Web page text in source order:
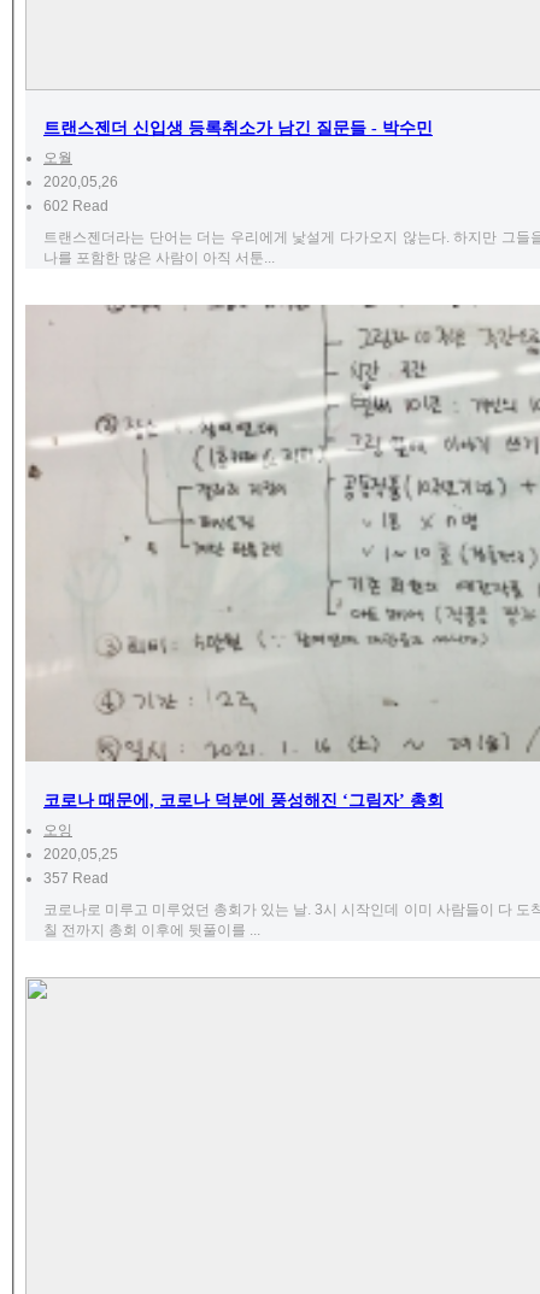
트랜스젠더 신입생 등록취소가 남긴 질문들 - 박수민
오월
2020,05,26
602 Read
트랜스젠더라는 단어는 더는 우리에게 낯설게 다가오지 않는다. 하지만 그들
나를 포함한 많은 사람이 아직 서툰...
코로나 때문에, 코로나 덕분에 풍성해진 ‘그림자’ 총회
오잉
2020,05,25
357 Read
코로나로 미루고 미루었던 총회가 있는 날. 3시 시작인데 이미 사람들이 다 도
칠 전까지 총회 이후에 뒷풀이를 ...